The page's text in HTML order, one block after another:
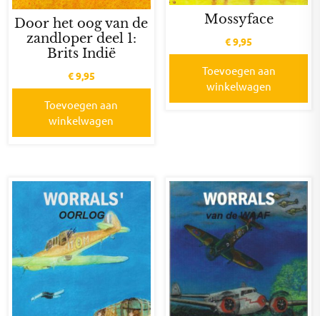
Door het oog van de
zandloper deel 1:
Brits Indië
€9,95
Toevoegen aan
winkelwagen
Mossyface
€9,95
Toevoegen aan
winkelwagen